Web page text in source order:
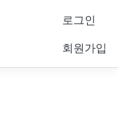
로그인
회원가입